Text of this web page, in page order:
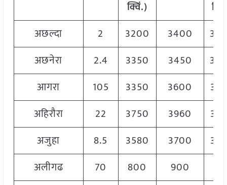
क्विं.)
अछल्दा
2 3200 3400
अछनेरा
2.4 3350 3450
आगरा
105 3350 3600
अहिरौरा
22 3750 3960
अजुहा
8.5 3580 3700
अलीगढ
70 800 900